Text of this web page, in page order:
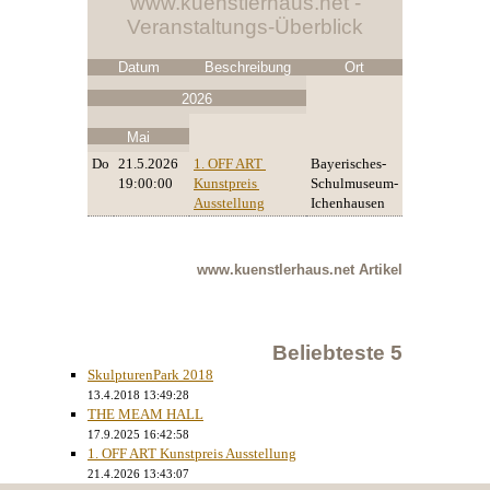
Veranstaltungs-Überblick
Datum Beschreibung
Ort
2026
Mai
Do 21.5.2026
19:00:00
1. OFF ART
Kunstpreis
Ausstellung
Bayerisches-
Schulmuseum-
Ichenhausen
www.kuenstlerhaus.net Artikel
Beliebteste 5
SkulpturenPark 2018
13.4.2018 13:49:28
THE MEAM HALL
17.9.2025 16:42:58
1. OFF ART Kunstpreis Ausstellung
21.4.2026 13:43:07